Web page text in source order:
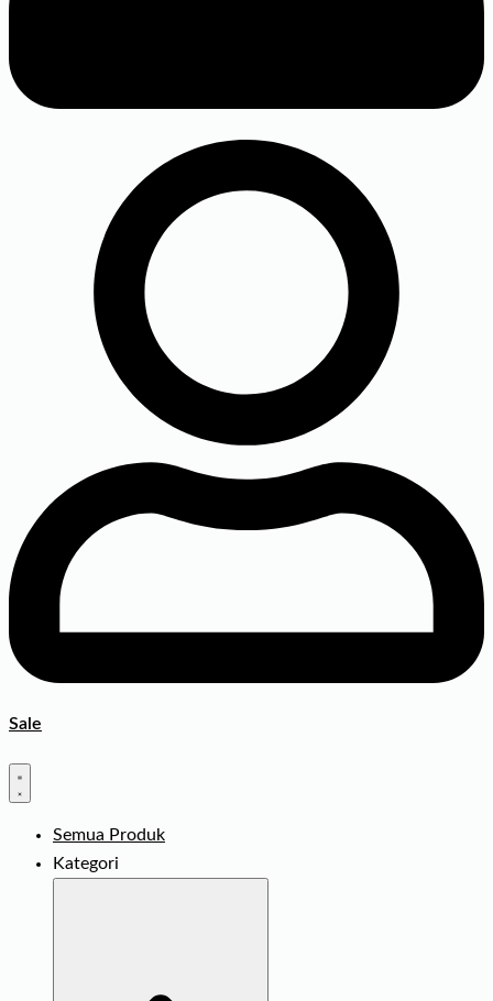
Sale
Semua Produk
Kategori